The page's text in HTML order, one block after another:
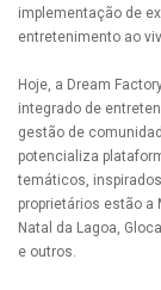
implementação de
entretenimento ao
Hoje, a Dream
integrado de
gestão de
potencializa
temáticos,
proprietários estão a
Natal da Lagoa,
e outros.